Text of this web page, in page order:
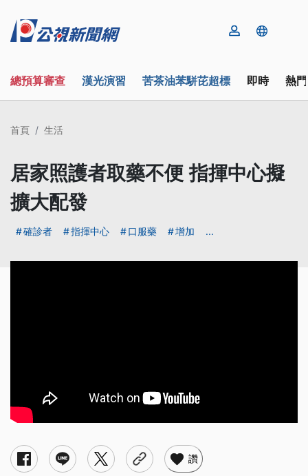
總預算審查 漢光演習 苦茶油苯駢芘超標 即時 熱
首頁 生活
居家照護者取藥不便 指揮中心擬
擴大配發
確診者 指揮中心 口服藥 增加 ...
讚